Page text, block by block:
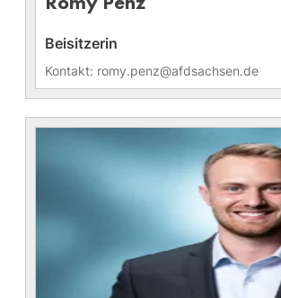
Beisitzerin
Kontakt: romy.penz@afdsachsen.de